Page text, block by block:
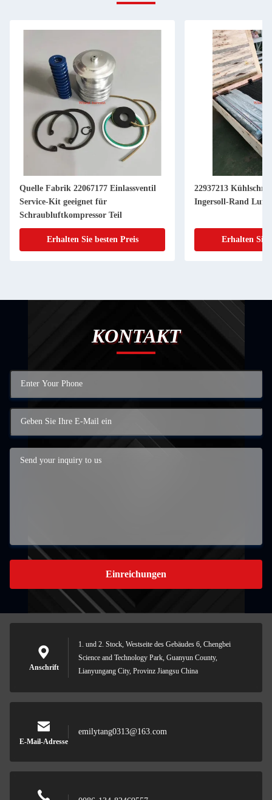
Quelle Fabrik 22067177 Einlassventil
Service-Kit geeignet für
Schraubluftkompressor Teil
Erhalten Sie besten Preis
22937213
Ingersoll-Rand
Erhalten Sie
KONTAKT
Einreichungen
Anschrift
1. und 2. Stock, Westseite des Gebäudes 6, Chengbei
Science and Technology Park, Guanyun County,
Lianyungang City, Provinz Jiangsu China
E-Mail-Adresse
emilytang0313@163.com